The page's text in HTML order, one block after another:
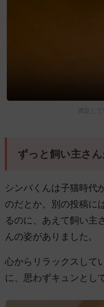
満足し
ずっと飼い主さん
シンバくんは子猫時代
のだとか。別の投稿に
るのに、あえて飼い主
んの姿がありました。
心からリラックスして
に、思わずキュンとし